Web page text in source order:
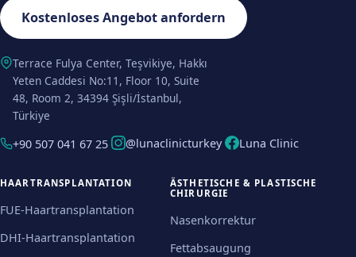
Kostenloses Angebot anfordern
Terrace Fulya Center, Teşvikiye, Hakkı
Yeten Caddesi No:11, Floor 10, Suite
48, Room 2, 34394 Şişli/İstanbul,
Türkiye
+90 507 041 67 25
@lunaclinicturkey Luna Clinic
HAARTRANSPLANTATION
FUE-Haartransplantation
DHI-Haartransplantation
ÄSTHETISCHE & PLASTISCHE
CHIRURGIE
Nasenkorrektur
Fettabsaugung